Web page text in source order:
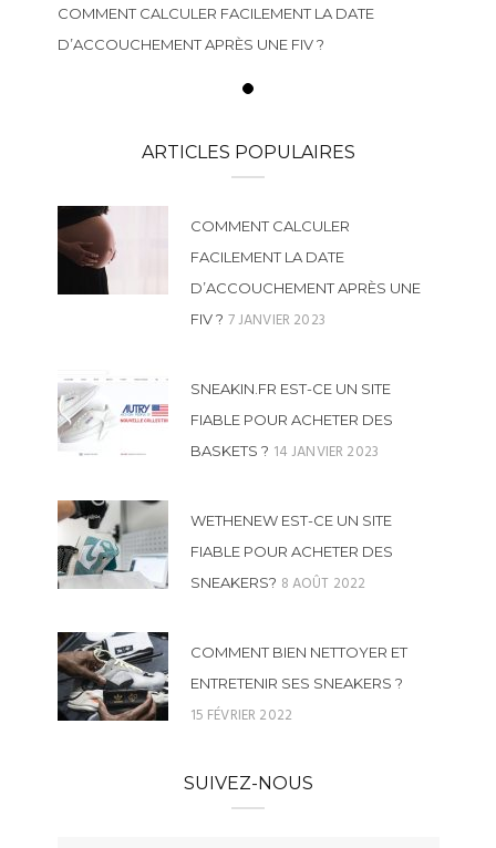
COMMENT CALCULER FACILEMENT LA DATE
D’ACCOUCHEMENT APRÈS UNE FIV ?
ARTICLES POPULAIRES
COMMENT CALCULER
FACILEMENT LA DATE
D’ACCOUCHEMENT APRÈS UNE
FIV ? 7 JANVIER 2023
SNEAKIN.FR EST-CE UN SITE
FIABLE POUR ACHETER DES
BASKETS ? 14 JANVIER 2023
WETHENEW EST-CE UN SITE
FIABLE POUR ACHETER DES
SNEAKERS? 8 AOÛT 2022
COMMENT BIEN NETTOYER ET
ENTRETENIR SES SNEAKERS ?
15 FÉVRIER 2022
SUIVEZ-NOUS